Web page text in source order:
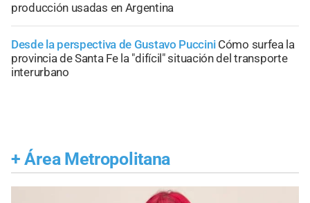
producción usadas en Argentina
Desde la perspectiva de Gustavo Puccini Cómo surfea la
provincia de Santa Fe la "difícil" situación del transporte
interurbano
+ Área Metropolitana